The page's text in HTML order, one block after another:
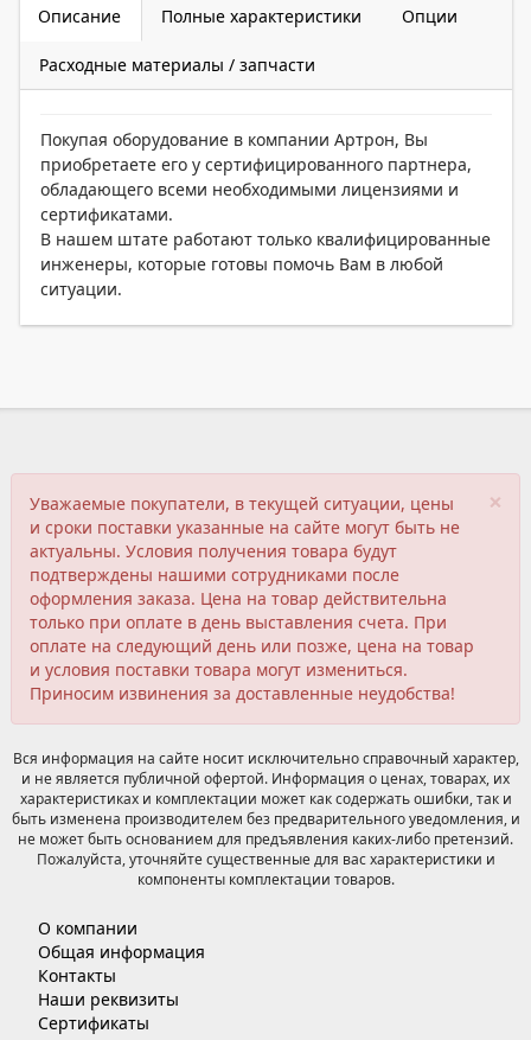
Описание Полные характеристики Опции
Расходные материалы / запчасти
Покупая оборудование в компании Артрон, Вы
приобретаете его у сертифицированного партнера,
обладающего всеми необходимыми лицензиями и
сертификатами.
В нашем штате работают только квалифицированные
инженеры, которые готовы помочь Вам в любой
ситуации.
×
Уважаемые покупатели, в текущей ситуации, цены
и сроки поставки указанные на сайте могут быть не
актуальны. Условия получения товара будут
подтверждены нашими сотрудниками после
оформления заказа. Цена на товар действительна
только при оплате в день выставления счета. При
оплате на следующий день или позже, цена на товар
и условия поставки товара могут измениться.
Приносим извинения за доставленные неудобства!
Вся информация на сайте носит исключительно справочный характер,
и не является публичной офертой. Информация о ценах, товарах, их
характеристиках и комплектации может как содержать ошибки, так и
быть изменена производителем без предварительного уведомления, и
не может быть основанием для предъявления каких-либо претензий.
Пожалуйста, уточняйте существенные для вас характеристики и
компоненты комплектации товаров.
О компании
Общая информация
Контакты
Наши реквизиты
Сертификаты